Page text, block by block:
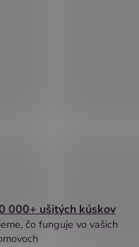
000+ ušitých kúskov
čo funguje vo vašich